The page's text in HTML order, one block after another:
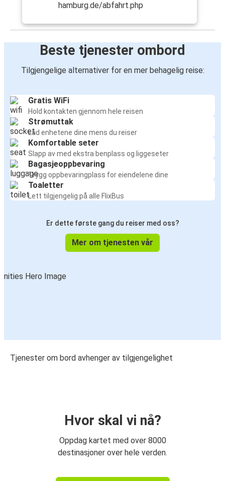
hamburg.de/abfahrt.php
Beste tjenester ombord
Tilgjengelige alternativer for en mer behagelig reise:
Gratis WiFi
Hold kontakten gjennom hele reisen
Strømuttak
Lad enhetene dine mens du reiser
Komfortable seter
Slapp av med ekstra benplass og liggeseter
Bagasjeoppbevaring
Trygg oppbevaringplass for eiendelene dine
Toaletter
Lett tilgjengelig på alle FlixBus
Er dette første gang du reiser med oss?
Mer om tjenesten vår
Tjenester om bord avhenger av tilgjengelighet
Hvor skal vi nå?
Oppdag kartet med over 8000
destinasjoner over hele verden.